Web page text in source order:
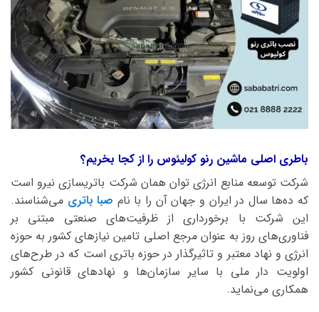
باطری اصلی ماشین رنو کولیئوس را از کجا بخریم؟
شرکت توسعه منابع انرژی توان همان شرکت باتریسازی نیرو است
که ده‌ها سال در ایران و جهان آن را با نام صبا باتری می‌شناسند.
این شرکت با برخورداری از ظرفیت‌های صنعتی مبتنی بر
فناوری‌های روز به عنوان مرجع اصلی تامین نیازهای کشور به حوزه
انرژی و نهاد معتبر و تاثیرگذار در حوزه باتری است که در طرح‌های
اولویت دار ملی با سایر سازمان‌ها و نهادهای قانونی کشور
همکاری می‌نماید.